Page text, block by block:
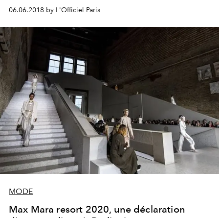
06.06.2018 by L'Officiel Paris
MODE
Max Mara resort 2020, une déclaration